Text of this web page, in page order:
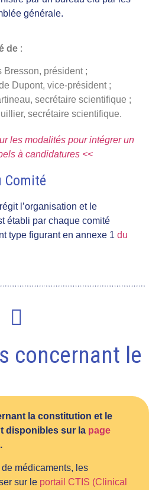
générale.
de :
Bresson, président ;
Dupont, vice-président ;
secrétaire scientifique ;
secrétaire scientifique.
les modalités pour intégrer un
à candidatures <<
Comité
l’organisation et le
établi par chaque comité
type figurant en annexe 1 du
concernant le
la constitution et le
disponibles sur la page
.
médicaments, les
sur le portail CTIS (Clinical